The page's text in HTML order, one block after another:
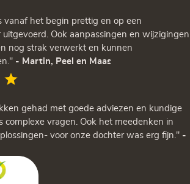
vanaf het begin prettig en op een
uitgevoerd. Ook aanpassingen en wijzigingen
nog strak verwerkt en kunnen
- Martin, Peel en Maas
gehad met goede adviezen en kundige
complexe vragen. Ook het meedenken in
voor onze dochter was erg fijn." -